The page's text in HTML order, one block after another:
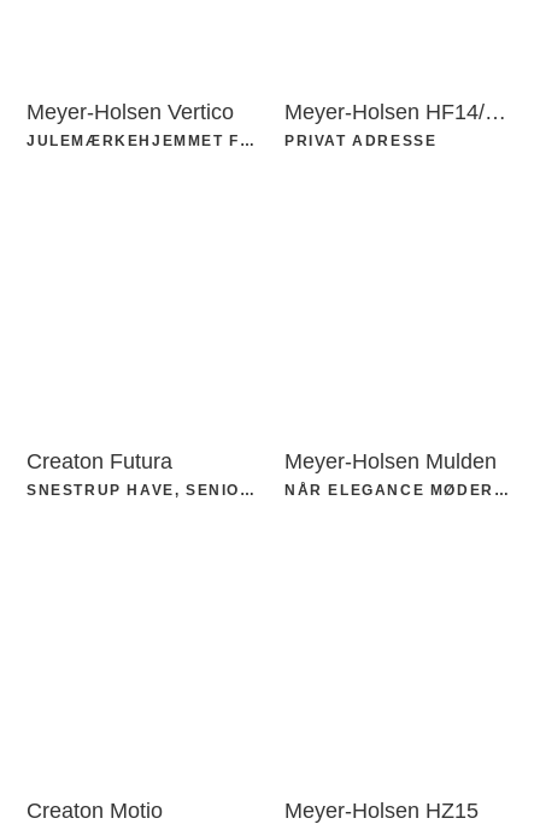
Meyer-Holsen Vertico
JULEMÆRKEHJEMMET FJORDMARK
Meyer-Holsen HF14/Vario
PRIVAT ADRESSE
Creaton Futura
SNESTRUP HAVE, SENIOR BOFÆLLESKAB
Meyer-Holsen Mulden
NÅR ELEGANCE MØDER HOLDBARHED
Creaton Motio Meyer-Holsen HZ15